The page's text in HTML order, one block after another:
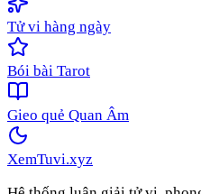
Tử vi hàng ngày
Bói bài Tarot
Gieo quẻ Quan Âm
XemTuvi.xyz